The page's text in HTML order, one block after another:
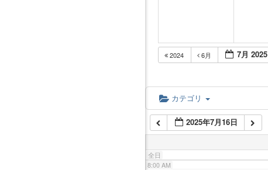
2024 6月 7月 2025
カテゴリ
2025年7月16日
全日
5:00 AM
6:00 AM
7:00 AM
8:00 AM